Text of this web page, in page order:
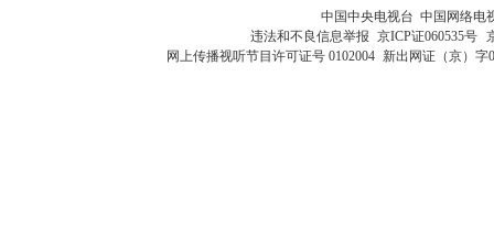
中国中央电视台 中国网络电
违法和不良信息举报 京ICP证060535号
网上传播视听节目许可证号 0102004 新出网证（京）